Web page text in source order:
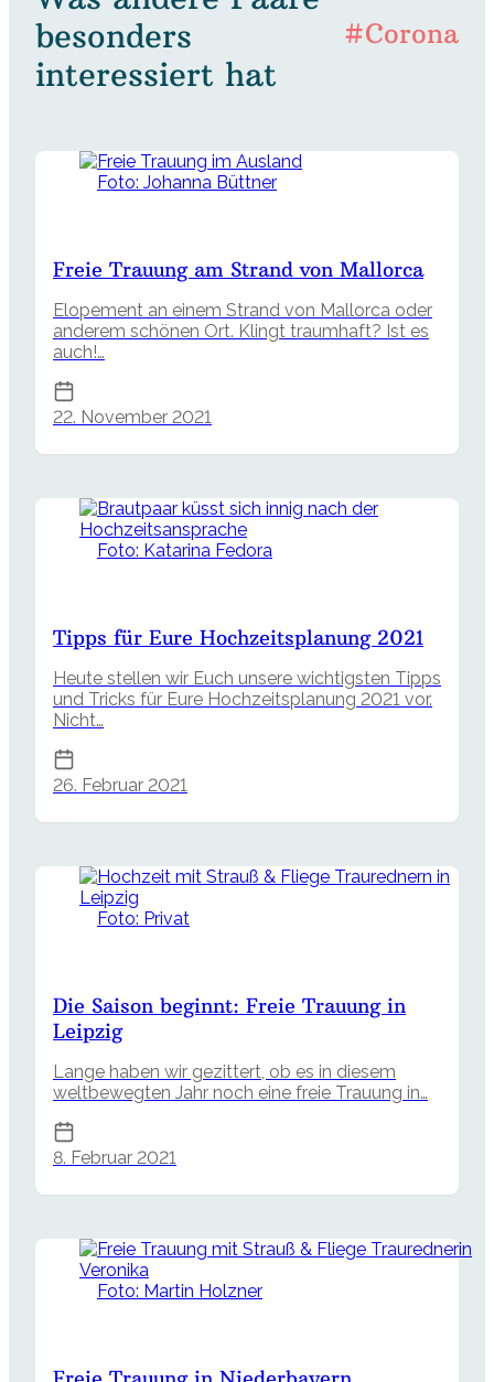
besonders
interessiert hat
#Corona
Foto: Johanna Büttner
Freie Trauung am Strand von Mallorca
Elopement an einem Strand von Mallorca oder
anderem schönen Ort. Klingt traumhaft? Ist es
auch!…
22. November 2021
Foto: Katarina Fedora
Tipps für Eure Hochzeitsplanung 2021
Heute stellen wir Euch unsere wichtigsten Tipps
und Tricks für Eure Hochzeitsplanung 2021 vor.
Nicht…
26. Februar 2021
Foto: Privat
Die Saison beginnt: Freie Trauung in
Leipzig
Lange haben wir gezittert, ob es in diesem
weltbewegten Jahr noch eine freie Trauung in…
8. Februar 2021
Foto: Martin Holzner